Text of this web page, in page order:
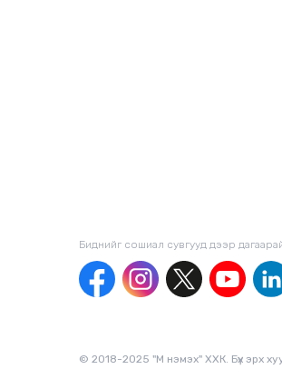
Биднийг сошиал сувгууд дээр
© 2018-2025 "М нэмэх" ХХК. Бүх эрх